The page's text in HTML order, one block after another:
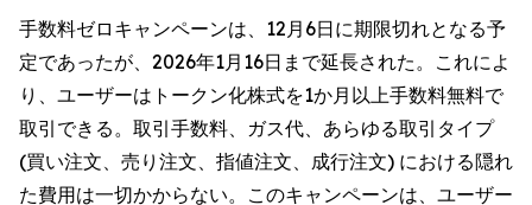
手数料ゼロキャンペーンは、12月6日に期限切れとなる予
定であったが、2026年1月16日まで延長された。これによ
り、ユーザーはトークン化株式を1か月以上手数料無料で
取引できる。取引手数料、ガス代、あらゆる取引タイプ
(買い注文、売り注文、指値注文、成行注文) における隠れ
た費用は一切かからない。このキャンペーンは、ユーザー